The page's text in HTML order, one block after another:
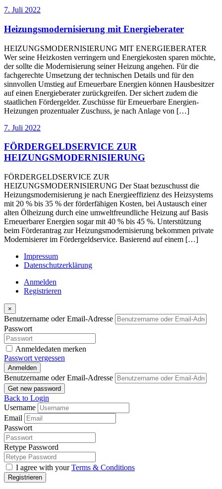
7. Juli 2022
Heizungsmodernisierung mit Energieberater
HEIZUNGSMODERNISIERUNG MIT ENERGIEBERATER
Wer seine Heizkosten verringern und Energiekosten sparen möchte,
der sollte die Modernisierung seiner Heizung angehen. Für die
fachgerechte Umsetzung der technischen Details und für den
sinnvollen Umstieg auf Erneuerbare Energien können Hausbesitzer
auf einen Energieberater zurückgreifen. Der sichert zudem die
staatlichen Fördergelder. Zuschüsse für Erneuerbare Energien-
Heizungen prozentualer Zuschuss, je nach Anlage von […]
7. Juli 2022
FÖRDERGELDSERVICE ZUR
HEIZUNGSMODERNISIERUNG
FÖRDERGELDSERVICE ZUR
HEIZUNGSMODERNISIERUNG Der Staat bezuschusst die
Heizungsmodernisierung je nach Energieeffizienz des Heizsystems
mit 20 % bis 35 % der förderfähigen Kosten, bei Austausch einer
alten Ölheizung durch eine umweltfreundliche Heizung auf Basis
Erneuerbarer Energien sogar mit 40 % bis 45 %. Unterstützung
beim Förderantrag zur Heizungsmodernisierung bekommen private
Modernisierer im Fördergeldservice. Basierend auf einem […]
Impressum
Datenschutzerklärung
Anmelden
Registrieren
×
Benutzername oder Email-Adresse
Passwort
Anmeldedaten merken
Passwort vergessen
Anmelden
Benutzername oder Email-Adresse
Get new password
Back to Login
Username
Email
Passwort
Retype Password
I agree with yourTerms & Conditions
Registrieren